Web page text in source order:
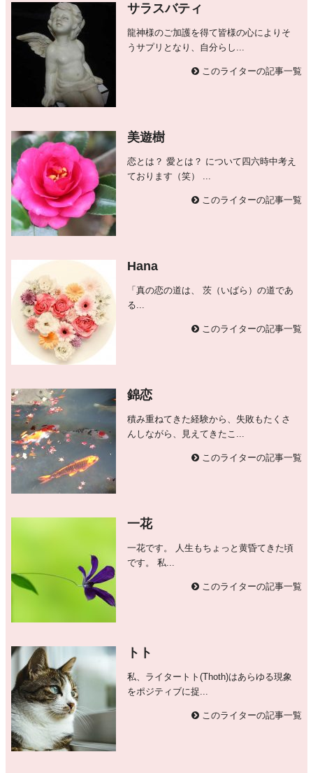
サラスバティ
龍神様のご加護を得て皆様の心によりそ
うサプリとなり、自分らし...
このライターの記事一覧
美遊樹
恋とは？ 愛とは？ について四六時中考え
ております（笑） ...
このライターの記事一覧
Hana
「真の恋の道は、 茨（いばら）の道であ
る...
このライターの記事一覧
錦恋
積み重ねてきた経験から、失敗もたくさ
んしながら、見えてきたこ...
このライターの記事一覧
一花
一花です。 人生もちょっと黄昏てきた頃
です。 私...
このライターの記事一覧
トト
私、ライタートト(Thoth)はあらゆる現象
をポジティブに捉...
このライターの記事一覧